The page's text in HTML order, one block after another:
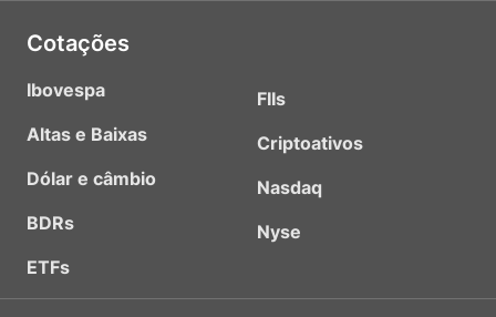
Cotações
Ibovespa
Altas e Baixas
Dólar e câmbio
BDRs
ETFs
FIIs
Criptoativos
Nasdaq
Nyse